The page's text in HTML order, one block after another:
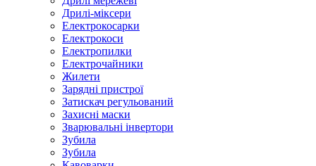
Дрилі-міксери
Електрокосарки
Електрокоси
Електропилки
Електрочайники
Жилети
Зарядні пристрої
Затискач регульований
Захисні маски
Зварювальні інвертори
Зубила
Зубила